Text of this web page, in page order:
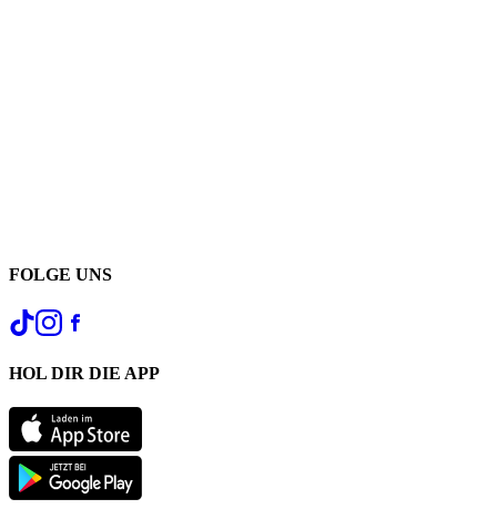
FOLGE UNS
HOL DIR DIE APP